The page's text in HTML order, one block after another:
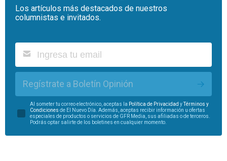
Los artículos más destacados de nuestros
columnistas e invitados.
Regístrate a Boletín Opinión
Al someter tu correo electrónico, aceptas la Política de Privacidad yTérminos y
Condiciones de El Nuevo Día. Además, aceptas recibir información u ofertas
especiales de productos o servicios de GFR Media, sus afiliadas o de terceros.
Podrás optar salirte de los boletines en cualquier momento.